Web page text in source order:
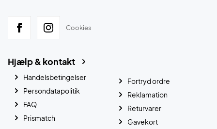
Cookies
Hjælp & kontakt
Handelsbetingelser
Persondatapolitik
FAQ
Prismatch
Fortryd ordre
Reklamation
Returvarer
Gavekort